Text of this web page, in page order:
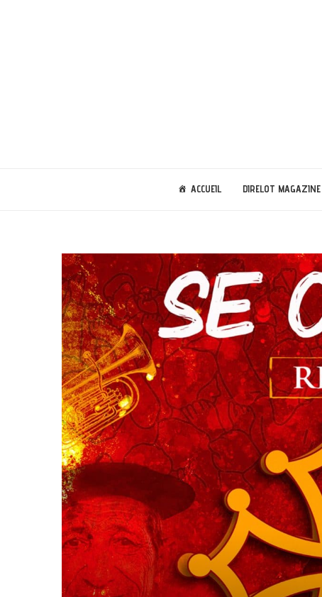
ACCUEIL DIRELOT MAGAZINE